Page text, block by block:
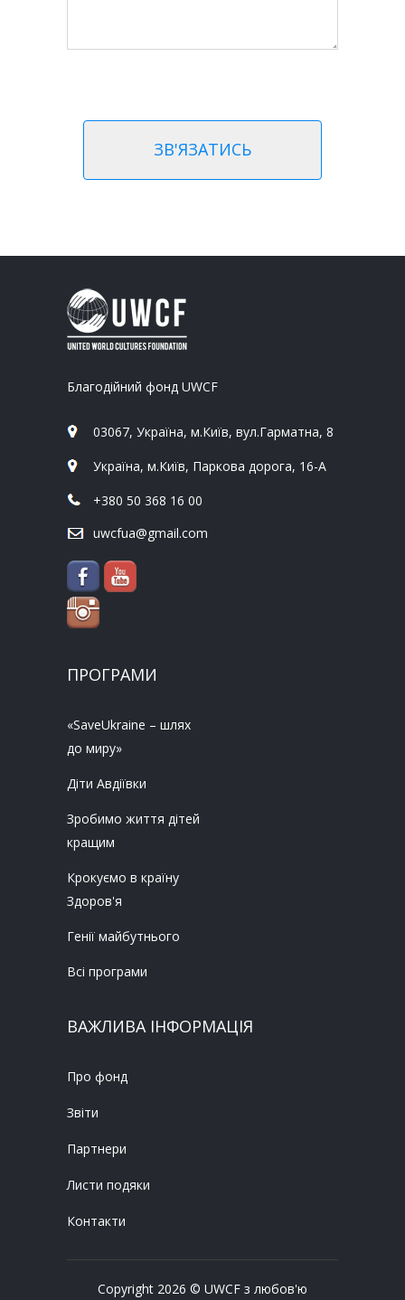
ЗВ'ЯЗАТИСЬ
Благодійний фонд UWCF
03067, Україна, м.Київ, вул.Гарматна, 8
Україна, м.Київ, Паркова дорога, 16-А
+380 50 368 16 00
uwcfua@gmail.com
ПРОГРАМИ
«SaveUkraine – шлях
до миру»
Діти Авдіївки
Зробимо життя дітей
кращим
Крокуємо в країну
Здоров'я
Генії майбутнього
Всі програми
ВАЖЛИВА ІНФОРМАЦІЯ
Про фонд
Звіти
Партнери
Листи подяки
Контакти
Copyright 2026 © UWCF з любов'ю